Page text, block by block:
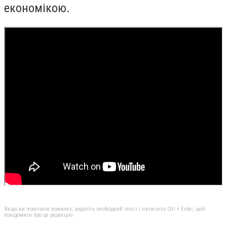
економікою.
Якщо ви помітили помилку, виділіть необхідний текст і натисніть Ctrl + Enter, щоб
повідомити про це редакцію